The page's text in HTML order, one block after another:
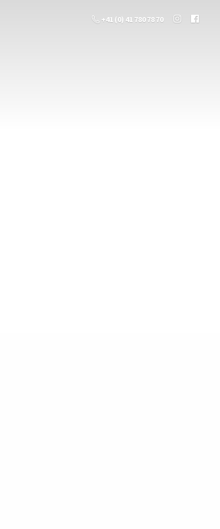
+41 (0) 41 780 78 70